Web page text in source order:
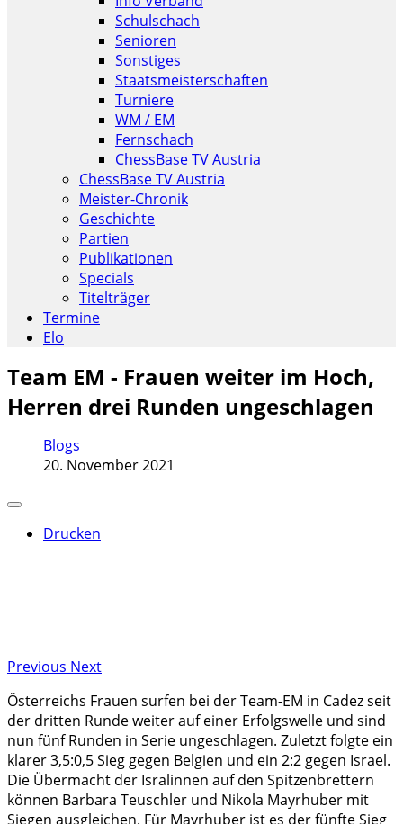
Schulschach
Senioren
Sonstiges
Staatsmeisterschaften
Turniere
WM / EM
Fernschach
ChessBase TV Austria
ChessBase TV Austria
Meister-Chronik
Geschichte
Partien
Publikationen
Specials
Titelträger
Termine
Elo
Team EM - Frauen weiter im Hoch,
Herren drei Runden ungeschlagen
Blogs
20. November 2021
Drucken
Previous Next
Österreichs Frauen surfen bei der Team-EM in Cadez seit
der dritten Runde weiter auf einer Erfolgswelle und sind
nun fünf Runden in Serie ungeschlagen. Zuletzt folgte ein
klarer 3,5:0,5 Sieg gegen Belgien und ein 2:2 gegen Israel.
Die Übermacht der Isralinnen auf den Spitzenbrettern
können Barbara Teuschler und Nikola Mayrhuber mit
Siegen ausgleichen. Für Mayrhuber ist es der fünfte Sieg